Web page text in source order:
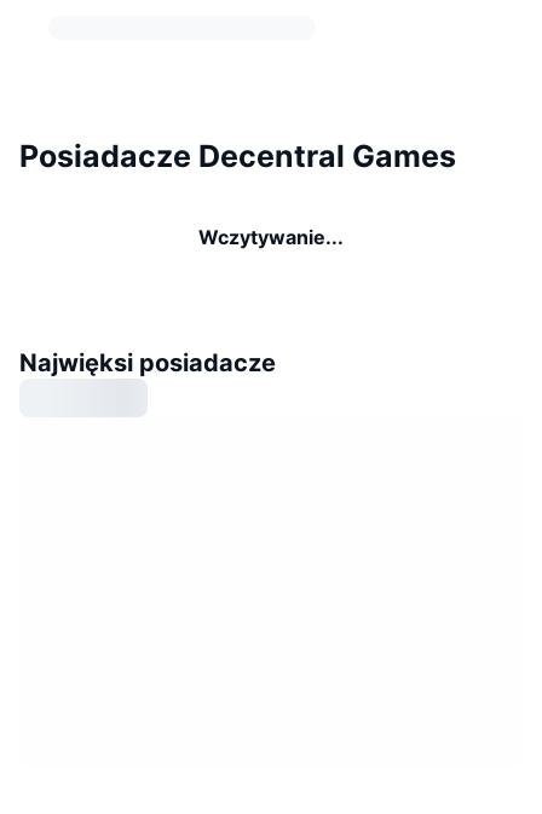
Posiadacze Decentral Games
Wczytywanie...
Najwięksi posiadacze